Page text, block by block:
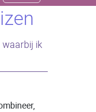
waarbij ik